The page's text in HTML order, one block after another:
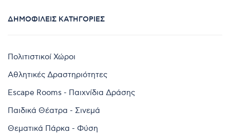
ΔΗΜΟΦΙΛΕΊΣ ΚΑΤΗΓΟΡΊΕΣ
Πολιτιστικοί Χώροι
Αθλητικές Δραστηριότητες
Escape Rooms - Παιχνίδια Δράσης
Παιδικά Θέατρα - Σινεμά
Θεματικά Πάρκα - Φύση